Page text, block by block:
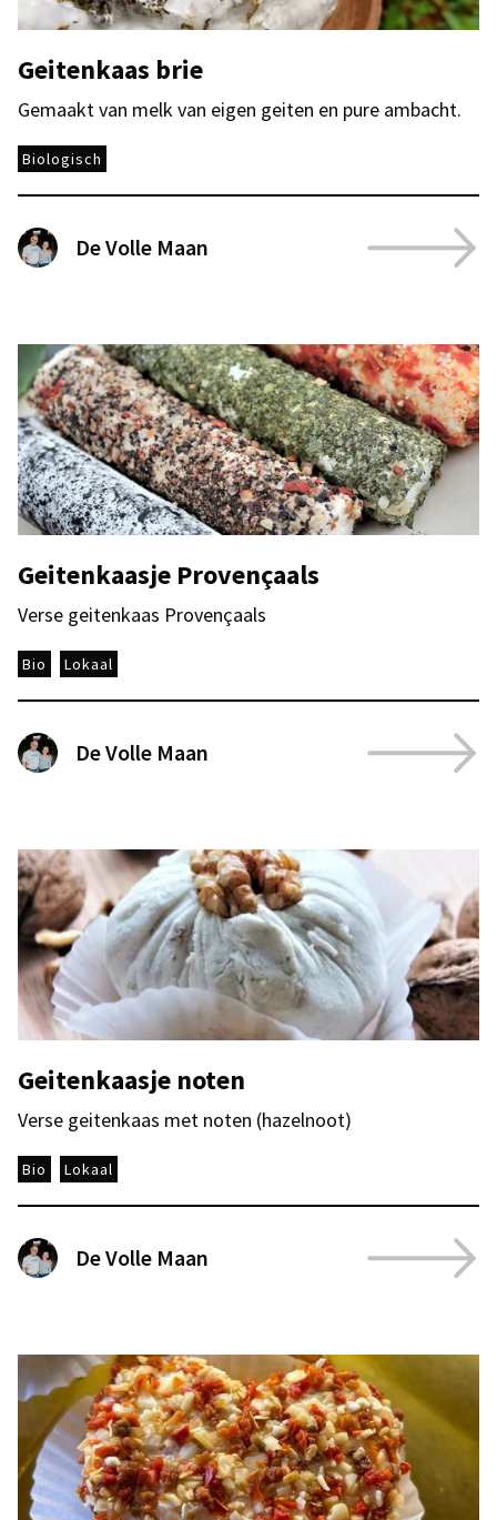
Geitenkaas brie
Gemaakt van melk van eigen geiten en pure ambacht.
Biologisch
De Volle Maan
Geitenkaasje Provençaals
Verse geitenkaas Provençaals
Bio Lokaal
De Volle Maan
Geitenkaasje noten
Verse geitenkaas met noten (hazelnoot)
Bio Lokaal
De Volle Maan